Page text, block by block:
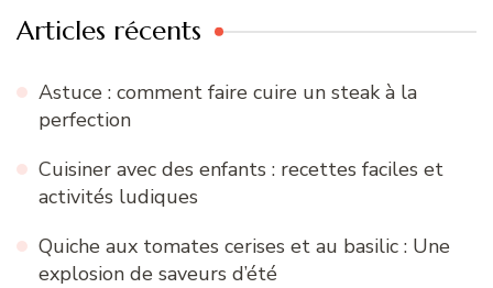
Articles récents
Astuce : comment faire cuire un steak à la
perfection
Cuisiner avec des enfants : recettes faciles et
activités ludiques
Quiche aux tomates cerises et au basilic : Une
explosion de saveurs d’été